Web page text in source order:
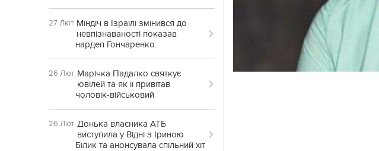
27 Лют Міндіч в Ізраїлі змінився до
невпізнаваності показав
нардеп Гончаренко.
26 Лют Марічка Падалко святкує
ювілей та як її привітав
чоловік-військовий
26 Лют Донька власника АТБ
виступила у Відні з Іриною
Білик та анонсувала спільний хіт